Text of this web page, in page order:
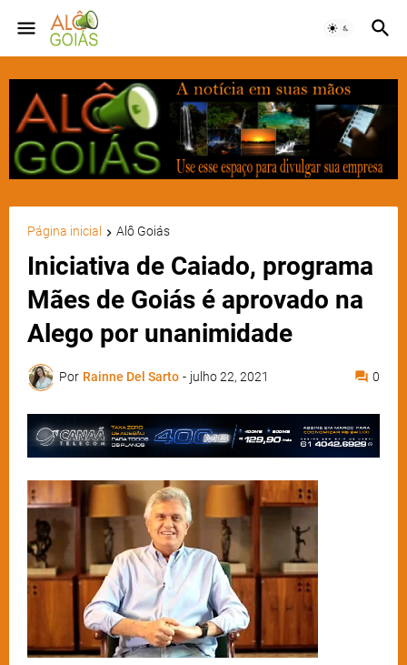
Página inicial Alô Goiás
Iniciativa de Caiado, programa
Mães de Goiás é aprovado na
Alego por unanimidade
Por Rainne Del Sarto - julho 22, 2021 0